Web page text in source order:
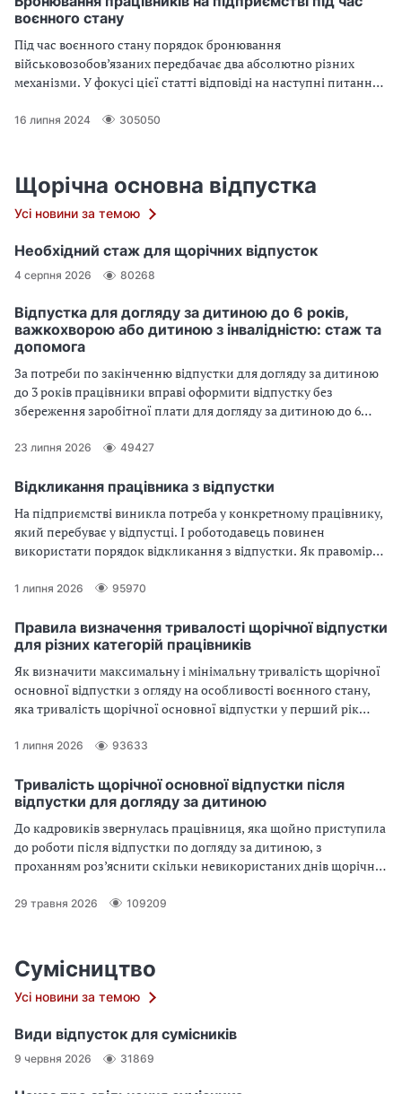
воєнного стану
Під час воєнного стану порядок бронювання
військовозобов’язаних передбачає два абсолютно різних
механізми. У фокусі цієї статті відповіді на наступні питання:
забронювати працівника, чи можна забронювати
16 липня 2024 305050
Щорічна основна відпустка
Усі новини за темою
Необхідний стаж для щорічних відпусток
4 серпня 2026 80268
Відпустка для догляду за дитиною до 6 років,
важкохворою або дитиною з інвалідністю: стаж та
допомога
За потреби по закінченню відпустки для догляду за дитиною
до 3 років працівники вправі оформити відпустку без
збереження заробітної плати для догляду за дитиною до 6
знайдете зразок заяви та наказу на таку відпустку, а також
надання щорічних відпусток та лікарняного, а також про те,
як така відпустка впливає на розмір допомоги з тимчасової
непрацездатності після повернення на роботу
23 липня 2026 49427
Відкликання працівника з відпустки
На підприємстві виникла потреба у конкретному працівнику,
який перебуває у відпустці. І роботодавець повинен
використати порядок відкликання з відпустки. Як правомірно
читайте у статті
1 липня 2026 95970
Правила визначення тривалості щорічної відпустки
для різних категорій працівників
Як визначити максимальну і мінімальну тривалість щорічної
основної відпустки з огляду на особливості воєнного стану,
яка тривалість щорічної основної відпустки у перший рік
«чорнобильська» відпустка, — відповіді на ці запитання
1 липня 2026 93633
Тривалість щорічної основної відпустки після
відпустки для догляду за дитиною
До кадровиків звернулась працівниця, яка щойно приступила
до роботи після відпустки по догляду за дитиною, з
проханням роз’яснити скільки невикористаних днів щорічної
Щоб відповісти на ці запитання кадровик має знати, які саме
кількість днів невикористаної відпустки.
29 травня 2026 109209
Сумісництво
Усі новини за темою
Види відпусток для сумісників
9 червня 2026 31869